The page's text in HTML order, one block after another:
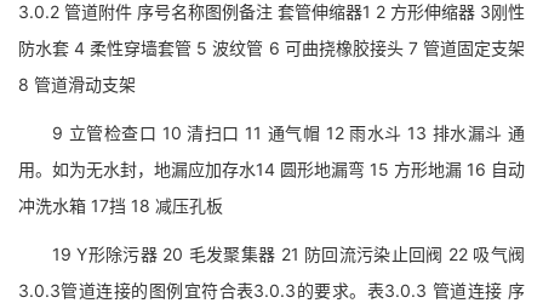
3.0.2 管道附件 序号名称图例备注 套管伸缩器1 2 方形伸缩器 3刚性
防水套 4 柔性穿墙套管 5 波纹管 6 可曲挠橡胶接头 7 管道固定支架
8 管道滑动支架
9 立管检查口 10 清扫口 11 通气帽 12 雨水斗 13 排水漏斗 通
用。如为无水封，地漏应加存水14 圆形地漏弯 15 方形地漏 16 自动
冲洗水箱 17挡 18 减压孔板
19 Y形除污器 20 毛发聚集器 21 防回流污染止回阀 22 吸气阀
3.0.3管道连接的图例宜符合表3.0.3的要求。表3.0.3 管道连接 序